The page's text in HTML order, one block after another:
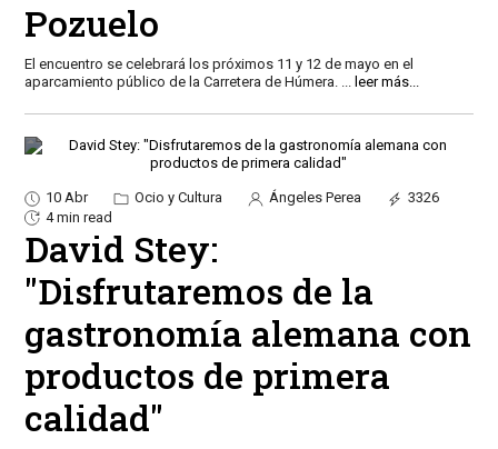
Pozuelo
El encuentro se celebrará los próximos 11 y 12 de mayo en el
aparcamiento público de la Carretera de Húmera. ... leer más...
10 Abr Ocio y Cultura Ángeles Perea
3326
4 min read
David Stey:
"Disfrutaremos de la
gastronomía alemana con
productos de primera
calidad"